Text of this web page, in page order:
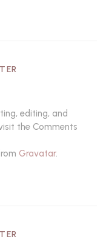
editing, and
the Comments
Gravatar.